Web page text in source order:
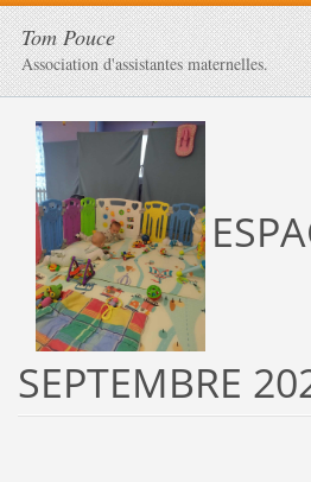
Tom Pouce
Association d'assistantes maternelles.
SEPTEMBRE